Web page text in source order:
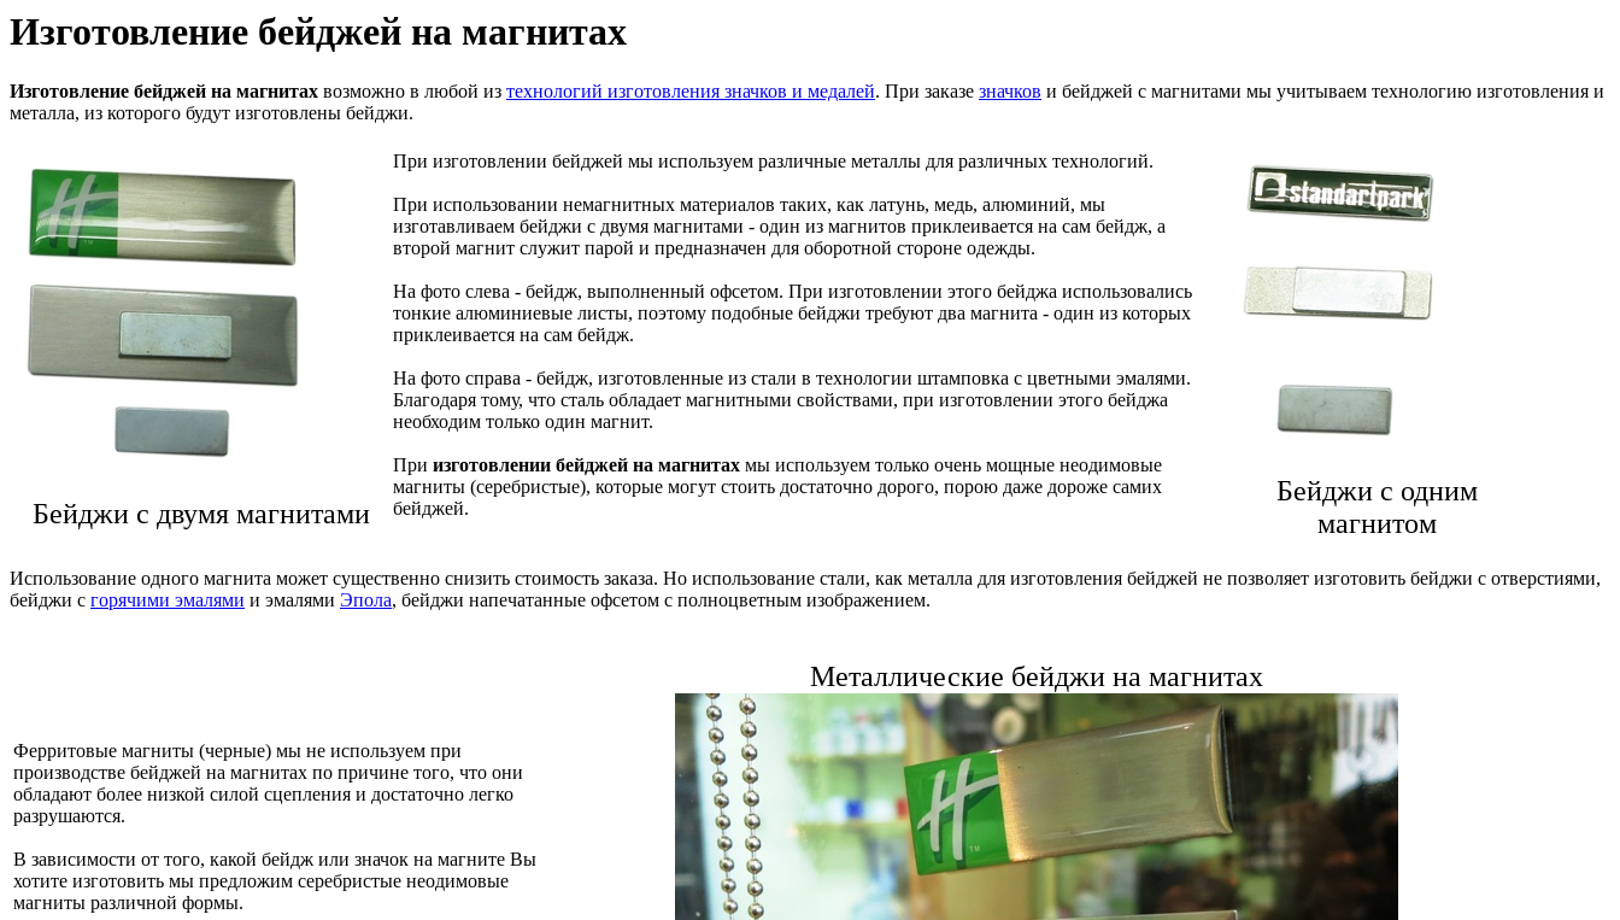
Изготовление бейджей на магнитах
Изготовление бейджей на магнитах возможно в любой из технологий изготовления значков и медалей. При заказе значков и бейджей с магнитами мы учитываем технологию изготовления и
металла, из которого будут изготовлены бейджи.
Бейджи с двумя магнитами
При изготовлении бейджей мы используем различные металлы для различных технологий.
При использовании немагнитных материалов таких, как латунь, медь, алюминий, мы
изготавливаем бейджи с двумя магнитами - один из магнитов приклеивается на сам бейдж, а
второй магнит служит парой и предназначен для оборотной стороне одежды.
На фото слева - бейдж, выполненный офсетом. При изготовлении этого бейджа использовались
тонкие алюминиевые листы, поэтому подобные бейджи требуют два магнита - один из которых
приклеивается на сам бейдж.
На фото справа - бейдж, изготовленные из стали в технологии штамповка с цветными эмалями.
Благодаря тому, что сталь обладает магнитными свойствами, при изготовлении этого бейджа
необходим только один магнит.
При изготовлении бейджей на магнитах мы используем только очень мощные неодимовые
магниты (серебристые), которые могут стоить достаточно дорого, порою даже дороже самих
бейджей.
Бейджи с одним
магнитом
Использование одного магнита может существенно снизить стоимость заказа. Но использование стали, как металла для изготовления бейджей не позволяет изготовить бейджи с отверстиями,
бейджи с горячими эмалями и эмалями Эпола, бейджи напечатанные офсетом с полноцветным изображением.
Ферритовые магниты (черные) мы не используем при
производстве бейджей на магнитах по причине того, что они
обладают более низкой силой сцепления и достаточно легко
разрушаются.
В зависимости от того, какой бейдж или значок на магните Вы
хотите изготовить мы предложим серебристые неодимовые
магниты различной формы.
Металлические бейджи на магнитах